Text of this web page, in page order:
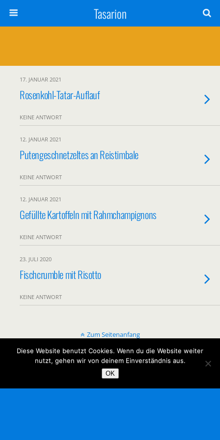
Tasarion
17. JANUAR 2021
Rosenkohl-Tatar-Auflauf
KEINE ANTWORT
12. JANUAR 2021
Putengeschnetzeltes an Reistimbale
KEINE ANTWORT
12. JANUAR 2021
Gefüllte Kartoffeln mit Rahmchampignons
KEINE ANTWORT
23. JULI 2020
Fischcrumble mit Risotto
KEINE ANTWORT
Zum Seitenanfang
Mobil Desktop
Diese Website benutzt Cookies. Wenn du die Website weiter
nutzt, gehen wir von deinem Einverständnis aus.
OK